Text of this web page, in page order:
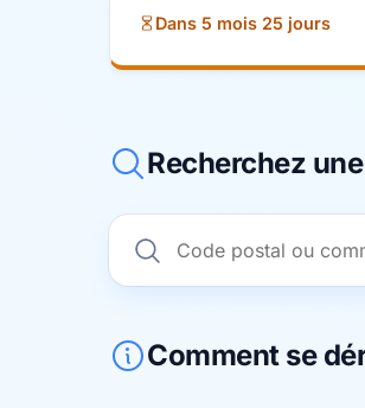
Dans 5 mois 25 jours
Recherchez
Comment se